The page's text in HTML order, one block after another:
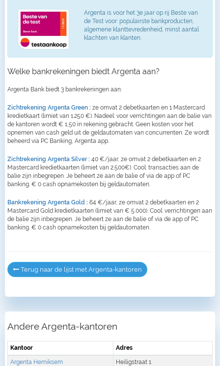
Argenta is voor het 3e jaar op rij Beste van
de Test voor: populairste bankproducten,
algemene klanttevredenheid, minst aantal
klachten van klanten.
Welke bankrekeningen biedt Argenta aan?
Argenta Bank biedt 3 bankrekeningen aan:
Zichtrekening Argenta Green : ze omvat 2 debetkaarten en 1 Mastercard
kredietkaart (limiet van 1.250 €). Nadeel: voor verrichtingen aan de balie van
de kantoren wordt € 1,50 in rekening gebracht. Geen kosten voor het
opnemen van cash geld uit de geldautomaten van concurrenten. Ze wordt
beheerd via PC Banking, Argenta app.
Zichtrekening Argenta Silver: 40 €/jaar, ze omvat 2 debetkaarten en 2
Mastercard kredietkaarten (limiet van 2.500€). Cool: transacties aan de
balie zijn inbegrepen. Je beheert ze aan de balie of via de app of PC
banking. € 0 cash opnamekosten bij geldautomaten.
Bankrekening Argenta Gold : 64 €/jaar, ze omvat 2 debetkaarten en 2
Mastercard Gold kredietkaarten (limiet van € 5.000). Cool: verrichtingen aan
de balie zijn inbegrepen. Je beheert ze aan de balie of via de app of PC
banking. € 0 cash opnamekosten bij geldautomaten.
Terug naar de lijst met Argenta-kantoren
Andere Argenta-kantoren
Kantoor Adres
Argenta Hemiksem
Heiligstraat 1